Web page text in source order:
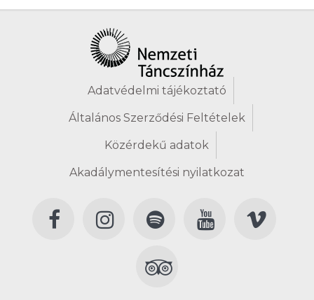
Adatvédelmi tájékoztató
Általános Szerződési Feltételek
Közérdekű adatok
Akadálymentesítési nyilatkozat